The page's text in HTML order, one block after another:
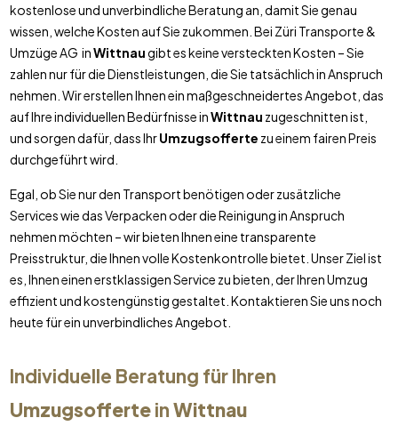
kostenlose und unverbindliche Beratung an, damit Sie genau
wissen, welche Kosten auf Sie zukommen. Bei Züri Transporte &
Umzüge AG inWittnaugibt es keine versteckten Kosten – Sie
zahlen nur für die Dienstleistungen, die Sie tatsächlich in Anspruch
nehmen. Wir erstellen Ihnen ein maßgeschneidertes Angebot, das
auf Ihre individuellen Bedürfnisse inWittnau zugeschnitten ist,
und sorgen dafür, dass IhrUmzugsofferte zu einem fairen Preis
durchgeführt wird.
Egal, ob Sie nur den Transport benötigen oder zusätzliche
Services wie das Verpacken oder die Reinigung in Anspruch
nehmen möchten – wir bieten Ihnen eine transparente
Preisstruktur, die Ihnen volle Kostenkontrolle bietet. Unser Ziel ist
es, Ihnen einen erstklassigen Service zu bieten, der Ihren Umzug
effizient und kostengünstig gestaltet. Kontaktieren Sie uns noch
heute für ein unverbindliches Angebot.
Individuelle Beratung für Ihren
UmzugsofferteinWittnau